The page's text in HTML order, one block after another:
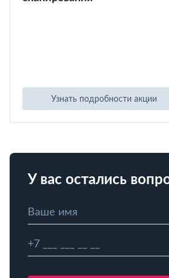
Узнать подробности акции
У вас остались